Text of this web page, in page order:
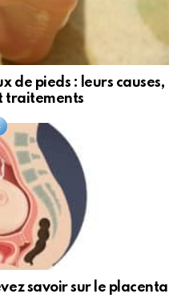
de pieds : leurs causes,
traitements
savoir sur le placenta